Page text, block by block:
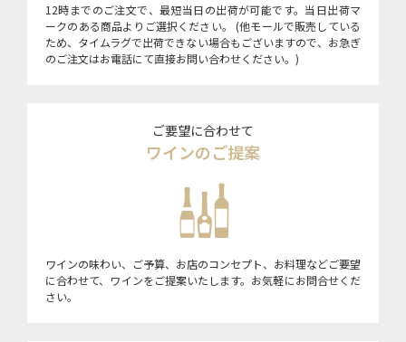
12時までのご注文で、最短当日の出荷が可能です。当日出荷マ
ークのある商品よりご選択ください。 (他モールで販売している
ため、タイムラグで出荷できない場合もございますので、お急ぎ
のご注文はお電話にて直接お問い合わせください。)
ご要望に合わせて
ワインのご提案
ワインの味わい、ご予算、お店のコンセプト、お料理などご要望
に合わせて、ワインをご提案いたします。お気軽にお問合せくだ
さい。